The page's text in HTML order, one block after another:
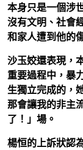
本身只是一個涉
沒有文明、社會
和家人遭到他的
沙玉姣還表現，
重要過程中，暴
生獨立完成的，
那會讓我的非主
了！」場。
楊恒的上訴狀認